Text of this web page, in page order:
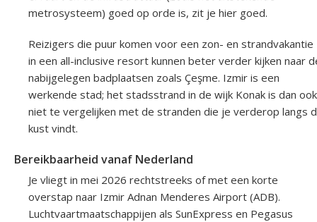
metrosysteem) goed op orde is, zit je hier goed.
Reizigers die puur komen voor een zon- en strandvakantie
in een all-inclusive resort kunnen beter verder kijken naar
nabijgelegen badplaatsen zoals Çeşme. Izmir is een
werkende stad; het stadsstrand in de wijk Konak is dan ook
niet te vergelijken met de stranden die je verderop langs
kust vindt.
Bereikbaarheid vanaf Nederland
Je vliegt in mei 2026 rechtstreeks of met een korte
overstap naar Izmir Adnan Menderes Airport (ADB).
Luchtvaartmaatschappijen als SunExpress en Pegasus